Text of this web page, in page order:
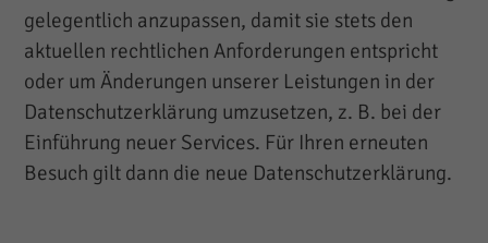
gelegentlich anzupassen, damit sie stets den
aktuellen rechtlichen Anforderungen entspricht
oder um Änderungen unserer Leistungen in der
Datenschutzerklärung umzusetzen, z. B. bei der
Einführung neuer Services. Für Ihren erneuten
Besuch gilt dann die neue Datenschutzerklärung.